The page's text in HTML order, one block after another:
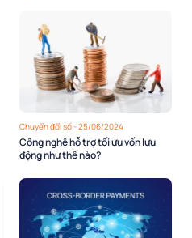
Chuyển đổi số - 25/06/2024
Công nghệ hỗ trợ tối ưu vốn lưu
động như thế nào?